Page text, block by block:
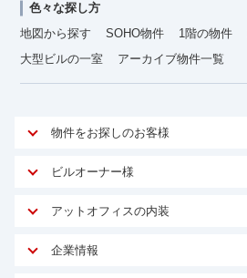
色々な探し方
地図から探す
SOHO物件 1階の物件
大型ビルの一室
アーカイブ物件一覧
物件をお探しのお客様
アットオフィスが選ばれる理由
ご契約者様インタビュー
オフィスお役立ちコラム
ビルオーナー様
オーナー様向けサービス
マイソク作成
アットオフィスの内装
サービス内容
企業情報